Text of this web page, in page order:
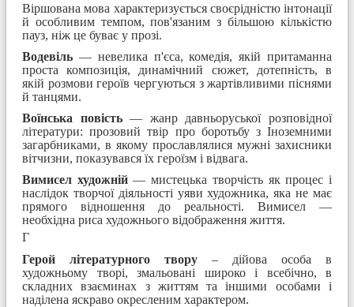
Віршована мова характеризується своєрідністю інтонації
й особливим темпом, пов'язаним з більшою кількістю
пауз, ніж це буває у прозі.
Водевіль — невелика п'єса, комедія, якій притаманна
проста композиція, динамічний сюжет, дотепність, в
якій розмови героїв чергуються з жартівливими піснями
й танцями.
Воїнська повість— жанр давньоруської розповідної
літератури: прозовий твір про боротьбу з Іноземними
загарбниками, в якому прославлялися мужні захисники
вітчизни, показувався їх героїзм і відвага.
Вимисел художній— мистецька творчість як процес і
наслідок творчої діяльності уяви ху­дожника, яка не має
прямого відношення до реальності. Вимисел —
необхідна риса художнього відображення життя.
Г
Герой літературного твору – дійова особа в
художньому творі, змальовані широко і всебічно, в
складних взаєминах з життям та іншими особами і
наділена яскраво окресленим характером.